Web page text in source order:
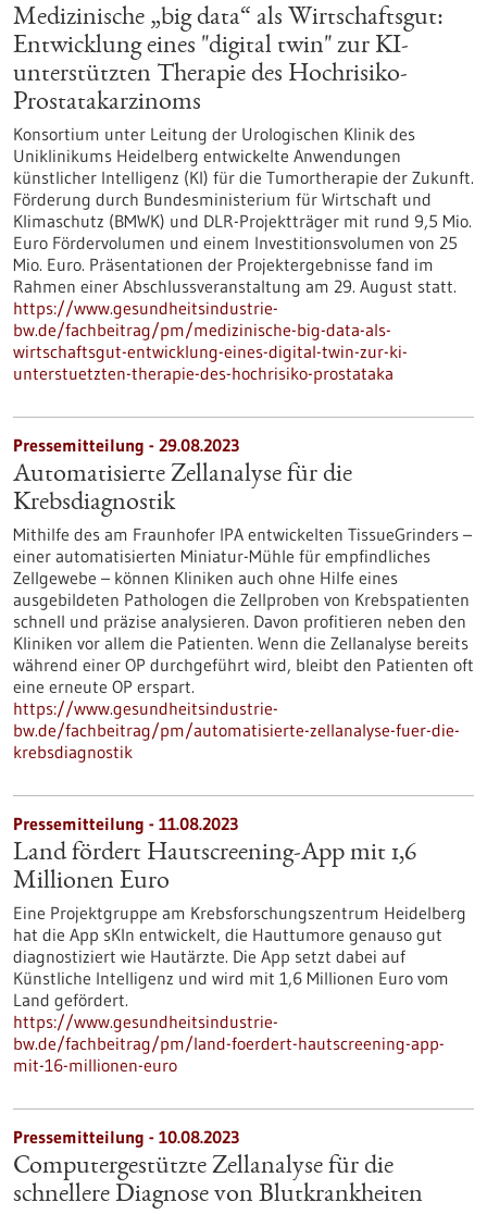
Medizinische „big data“ als Wirtschaftsgut:
Entwicklung eines "digital twin" zur KI-
unterstützten Therapie des Hochrisiko-
Prostatakarzinoms
Konsortium unter Leitung der Urologischen Klinik des
Uniklinikums Heidelberg entwickelte Anwendungen
künstlicher Intelligenz (KI) für die Tumortherapie der Zukunft.
Förderung durch Bundesministerium für Wirtschaft und
Klimaschutz (BMWK) und DLR-Projektträger mit rund 9,5 Mio.
Euro Fördervolumen und einem Investitionsvolumen von 25
Mio. Euro. Präsentationen der Projektergebnisse fand im
Rahmen einer Abschlussveranstaltung am 29. August statt.
https://www.gesundheitsindustrie-
bw.de/fachbeitrag/pm/medizinische-big-data-als-
wirtschaftsgut-entwicklung-eines-digital-twin-zur-ki-
unterstuetzten-therapie-des-hochrisiko-prostataka
Pressemitteilung - 29.08.2023
Automatisierte Zellanalyse für die
Krebsdiagnostik
Mithilfe des am Fraunhofer IPA entwickelten TissueGrinders –
einer automatisierten Miniatur-Mühle für empfindliches
Zellgewebe – können Kliniken auch ohne Hilfe eines
ausgebildeten Pathologen die Zellproben von Krebspatienten
schnell und präzise analysieren. Davon profitieren neben den
Kliniken vor allem die Patienten. Wenn die Zellanalyse bereits
während einer OP durchgeführt wird, bleibt den Patienten oft
eine erneute OP erspart.
https://www.gesundheitsindustrie-
bw.de/fachbeitrag/pm/automatisierte-zellanalyse-fuer-die-
krebsdiagnostik
Pressemitteilung - 11.08.2023
Land fördert Hautscreening-App mit 1,6
Millionen Euro
Eine Projektgruppe am Krebsforschungszentrum Heidelberg
hat die App sKIn entwickelt, die Hauttumore genauso gut
diagnostiziert wie Hautärzte. Die App setzt dabei auf
Künstliche Intelligenz und wird mit 1,6 Millionen Euro vom
Land gefördert.
https://www.gesundheitsindustrie-
bw.de/fachbeitrag/pm/land-foerdert-hautscreening-app-
mit-16-millionen-euro
Pressemitteilung - 10.08.2023
Computergestützte Zellanalyse für die
schnellere Diagnose von Blutkrankheiten